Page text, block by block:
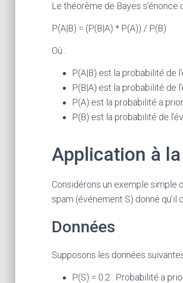
Le théorème de Bayes s’énonce
P(A|B) = (P(B|A) * P(A)) / P(B)
Où :
P(A|B) est la probabilité de
P(B|A) est la probabilité de
P(A) est la probabilité a
P(B) est la probabilité de
Application à
Considérons un exemple simple
spam (événement S) donné qu’il
Données
Supposons les données
P(S) = 0.2 : Probabilité a